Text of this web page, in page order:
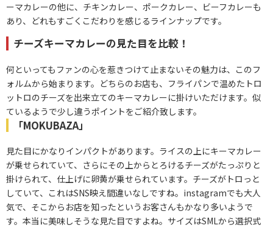
ーマカレーの他に、チキンカレー、ポークカレー、ビーフカレーも
あり、どれもすごくこだわりを感じるラインナップです。
チーズキーマカレーの見た目を比較！
何といってもファンの心を惹きつけて止まないその魅力は、このフ
ォルムから始まります。どちらのお店も、フライパンで温めたトロ
ットロのチーズを出来立てのキーマカレーに掛けいただけます。似
ているようで少し違うポイントをご紹介致します。
「MOKUBAZA」
見た目にかなりインパクトがあります。ライスの上にキーマカレー
が乗せられていて、さらにその上からとろけるチーズがたっぷりと
掛けられて、仕上げに卵黄が乗せられています。チーズがトロっと
していて、これはSNS映え間違いなしですね。instagramでも大人
気で、そこからお店を知ったというお客さんもかなり多いようで
す。本当に美味しそうな見た目ですよね。サイズはSMLから選択式